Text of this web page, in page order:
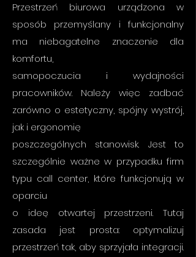
Przestrzeń biurowa urządzona w
sposób przemyślany i funkcjonalny
ma niebagatelne znaczenie dla
komfortu,
samopoczucia i wydajności
pracowników. Należy więc zadbać
zarówno o estetyczny, spójny wystrój,
jak i ergonomię
poszczególnych stanowisk. Jest to
szczególnie ważne w przypadku firm
typu call center, które funkcjonują w
oparciu
o ideę otwartej przestrzeni. Tutaj
zasada jest prosta: optymalizuj
przestrzeń tak, aby sprzyjała integracji.